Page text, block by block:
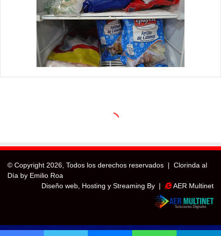
© Copyright 2026, Todos los derechos reservados | Clorinda al
Día by Emilio Roa
Diseño web, Hosting y Streaming By |
AER Multinet